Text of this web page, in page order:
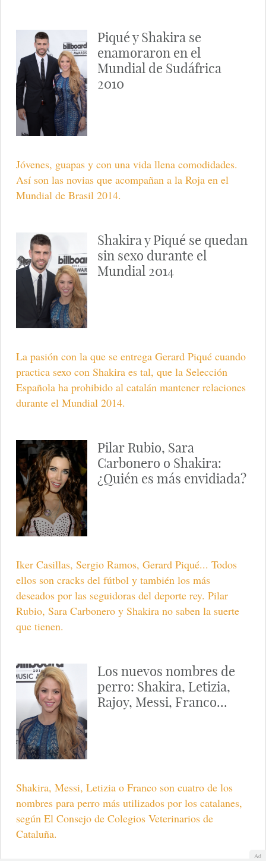
Piqué y Shakira se
enamoraron en el
Mundial de Sudáfrica
2010
Jóvenes, guapas y con una vida llena comodidades.
Así son las novias que acompañan a la Roja en el
Mundial de Brasil 2014.
Shakira y Piqué se quedan
sin sexo durante el
Mundial 2014
La pasión con la que se entrega Gerard Piqué cuando
practica sexo con Shakira es tal, que la Selección
Española ha prohibido al catalán mantener relaciones
durante el Mundial 2014.
Pilar Rubio, Sara
Carbonero o Shakira:
¿Quién es más envidiada?
Iker Casillas, Sergio Ramos, Gerard Piqué... Todos
ellos son cracks del fútbol y también los más
deseados por las seguidoras del deporte rey. Pilar
Rubio, Sara Carbonero y Shakira no saben la suerte
que tienen.
Los nuevos nombres de
perro: Shakira, Letizia,
Rajoy, Messi, Franco...
Shakira, Messi, Letizia o Franco son cuatro de los
nombres para perro más utilizados por los catalanes,
según El Consejo de Colegios Veterinarios de
Cataluña.
Ad